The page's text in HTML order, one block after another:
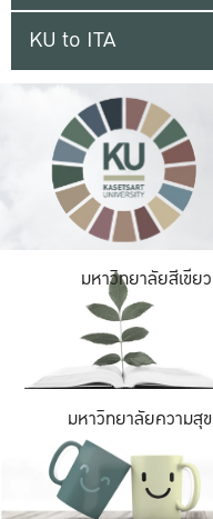
KU to ITA
มหาวิทยาลัยสีเขียว
มหาวิทยาลัยความสุข